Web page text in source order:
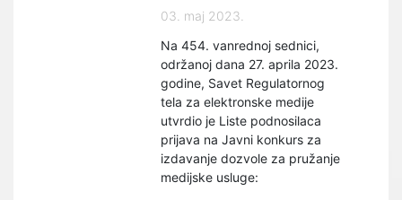
03. maj 2023.
Na 454. vanrednoj sednici,
održanoj dana 27. aprila 2023.
godine, Savet Regulatornog
tela za elektronske medije
utvrdio je Liste podnosilaca
prijava na Javni konkurs za
izdavanje dozvole za pružanje
medijske usluge: